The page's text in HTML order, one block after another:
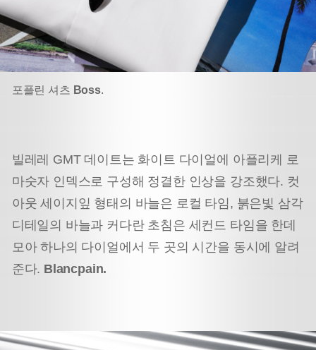
포플린 셔츠 Boss.
빌레레 GMT 데이트는 화이트 다이얼에 아플리케 로
마숫자 인덱스로 구성해 정결한 인상을 강조했다. 컷
아웃 세이지잎 형태의 바늘은 로컬 타임, 붉은빛 삼각
디테일의 바늘과 커다란 초침은 세컨드 타임을 한데
모아 하나의 다이얼에서 두 곳의 시간을 동시에 알려
준다. Blancpain.